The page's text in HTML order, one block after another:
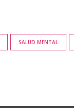
SALUD MENTAL